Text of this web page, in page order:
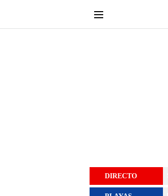
DIRECTO